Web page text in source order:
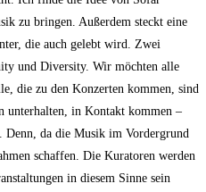
zu brin­gen. Außer­dem steckt eine
die auch gelebt wird. Zwei
und Diver­si­ty. Wir möch­ten alle
die zu den Kon­zer­ten kom­men, sind
unter­hal­ten, in Kon­takt kom­men –
da die Musik im Vor­der­grund
schaf­fen. Die Kura­to­ren wer­den
in die­sem Sin­ne sein